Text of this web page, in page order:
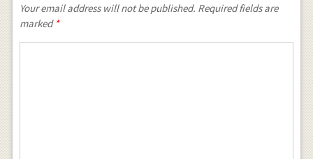
Your email address will not be published. Required fields are
marked *